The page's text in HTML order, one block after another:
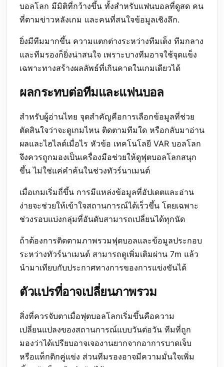
บอลโลก มีมิติที่กว้างขึ้น ทั้งสำหรับแฟนบอลที่ดูสด คน
ที่ตามข่าวหลังเกม และคนที่สนใจข้อมูลเชิงลึก.
ยิ่งมีทีมมากขึ้น ความแตกต่างระหว่างทีมเต็ง ทีมกลาง
และทีมรองก็ยิ่งน่าสนใจ เพราะบางทีมอาจใช้จุดแข็ง
เฉพาะทางสร้างผลลัพธ์ที่เกินคาดในเกมเดียวได้
ผลกระทบต่อทีมและแฟนบอล
สำหรับผู้อ่านไทย จุดสำคัญคือการเลือกข้อมูลที่ช่วย
ตัดสินใจว่าจะดูเกมไหน ติดตามทีมใด หรือกลับมาอ่าน
ผลและไฮไลต์เมื่อไร หัวข้อ เทคโนโลยี VAR บอลโลก
จึงควรถูกมองเป็นเครื่องมือช่วยให้ดูฟุตบอลโลกสนุก
ขึ้น ไม่ใช่แค่คำค้นในช่วงทัวร์นาเมนต์
เมื่อเกมเริ่มถี่ขึ้น การมีแหล่งข้อมูลที่อัปเดตและอ่าน
ง่ายจะช่วยให้เข้าใจสถานการณ์ได้เร็วขึ้น โดยเฉพาะ
ช่วงรอบแบ่งกลุ่มที่อันดับสามารถเปลี่ยนได้ทุกนัด
ถ้าต้องการติดตามภาพรวมฟุตบอลและข้อมูลประกอบ
ระหว่างทัวร์นาเมนต์ สามารถดูเพิ่มเติมผ่าน 7m แล้ว
นำมาเทียบกับประกาศทางการของการแข่งขันได้
ตัวแปรที่อาจเปลี่ยนภาพรวม
สิ่งที่ควรจับตาเมื่อฟุตบอลโลกเริ่มขึ้นคือความ
เปลี่ยนแปลงของสถานการณ์แบบวันต่อวัน ทีมที่ถูก
มองว่าได้เปรียบอาจเจองานยากจากอาการบาดเจ็บ
หรือแท็กติกคู่แข่ง ส่วนทีมรองอาจมีความมั่นใจเพิ่ม